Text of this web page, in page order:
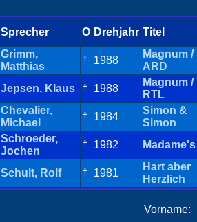
Sprecher O Drehjahr Titel
Grimm,
Matthias
† 1988
Magnum /
ARD
Jepsen, Klaus
† 1988
Magnum /
RTL
Chevalier,
Michael
† 1984
Simon &
Simon
Schroeder,
Jochen
† 1982 Madame's
Schult, Rolf † 1981
Hart aber
Herzlich
Vorname: